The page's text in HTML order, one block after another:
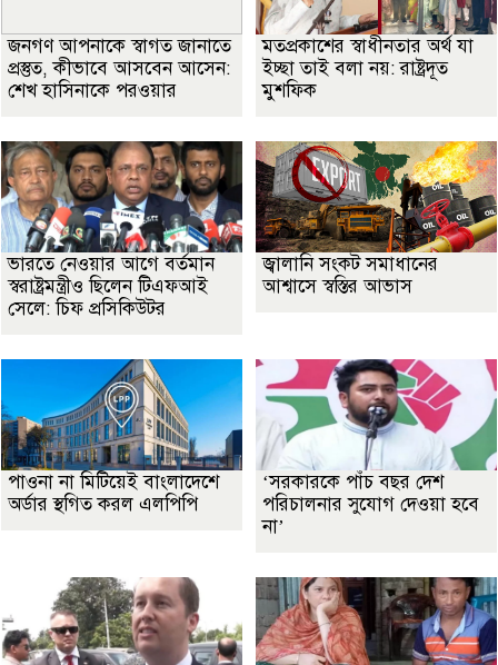
জনগণ আপনাকে স্বাগত জানাতে
প্রস্তুত, কীভাবে আসবেন আসেন:
শেখ হাসিনাকে পরওয়ার
মতপ্রকাশের স্বাধীনতার অর্থ যা
ইচ্ছা তাই বলা নয়: রাষ্ট্রদূত
মুশফিক
ভারতে নেওয়ার আগে বর্তমান
স্বরাষ্ট্রমন্ত্রীও ছিলেন টিএফআই
সেলে: চিফ প্রসিকিউটর
জ্বালানি সংকট সমাধানের
আশ্বাসে স্বস্তির আভাস
পাওনা না মিটিয়েই বাংলাদেশে
অর্ডার স্থগিত করল এলপিপি
‘সরকারকে পাঁচ বছর দেশ
পরিচালনার সুযোগ দেওয়া হবে
না’